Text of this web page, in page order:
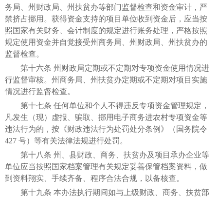
务局、州财政局、州扶贫办等部门监督检查和资金审计，严
禁挤占挪用。获得资金支持的项目单位收到资金后，应当按
照国家有关财务、会计制度的规定进行账务处理，严格按照
规定使用资金并自觉接受州商务局、州财政局、州扶贫办的
监督检查。
第十六条 州财政局定期或不定期对专项资金使用情况进
行监督审核。州商务局、州扶贫办定期或不定期对项目实施
情况进行监督检查。
第十七条 任何单位和个人不得违反专项资金管理规定，
凡发生（现）虚报、骗取、挪用电子商务进农村专项资金等
违法行为的，按《财政违法行为处罚处分条例》（国务院令
427 号）等有关法律法规进行处罚。
第十八条 州、县财政、商务、扶贫办及项目承办企业等
单位应当按照国家档案管理有关规定妥善保管档案资料，做
到资料翔实、手续齐备、程序合法合规，以备核查。
第十九条 本办法执行期间如与上级财政、商务、扶贫部